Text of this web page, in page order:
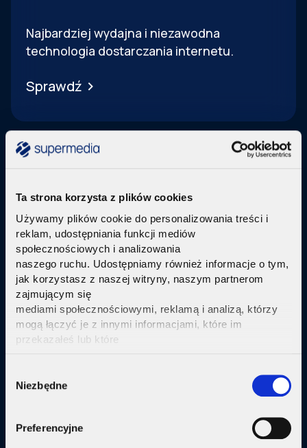
Ta strona korzysta z plików cookies
Używamy plików cookie do personalizowania treści i
reklam, udostępniania funkcji mediów
społecznościowych i analizowania
naszego ruchu. Udostępniamy również informacje o tym,
jak korzystasz z naszej witryny, naszym partnerom
zajmującym się
mediami społecznościowymi, reklamą i analizą, którzy
mogą łączyć je z innymi informacjami, które im
przekazałeś lub które
Selection
Niezbędne
Preferencyjne
Najbardziej wydajna i niezawodna
technologia dostarczania internetu.
Sprawdź
Telewizja Replay
Pakiety internetu z nowoczesną telewizją
technologi IPTV Replay TV.
Sprawdź
Internet + telewizja